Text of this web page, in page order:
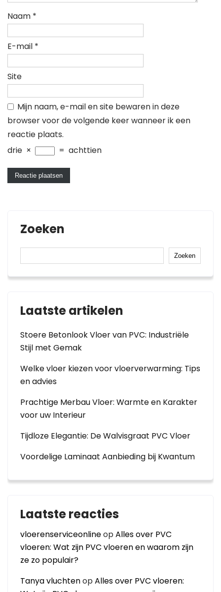
Naam *
E-mail *
Site
Mijn naam, e-mail en site bewaren in deze
browser voor de volgende keer wanneer ik een
reactie plaats.
drie × = achttien
Zoeken
Zoeken
Laatste artikelen
Stoere Betonlook Vloer van PVC: Industriële
Stijl met Gemak
Welke vloer kiezen voor vloerverwarming: Tips
en advies
Prachtige Merbau Vloer: Warmte en Karakter
voor uw Interieur
Tijdloze Elegantie: De Walvisgraat PVC Vloer
Voordelige Laminaat Aanbieding bij Kwantum
Laatste reacties
vloerenserviceonlineopAlles over PVC
vloeren: Wat zijn PVC vloeren en waarom zijn
ze zo populair?
Tanya vluchtenopAlles over PVC vloeren: